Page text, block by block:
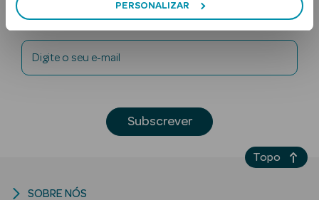
PERSONALIZAR
Corpo
Newsletter
Digite o seu e-mail
Subscrever
SOBRE NÓS
Topo